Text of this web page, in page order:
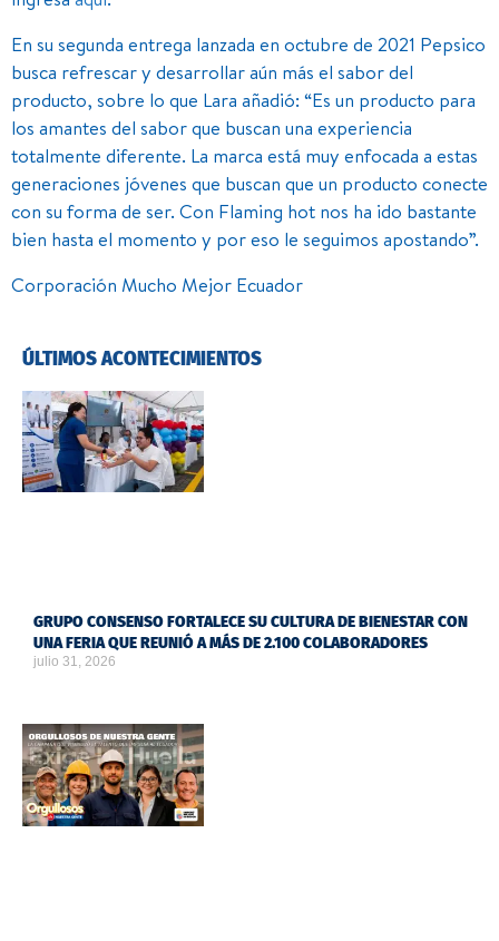
En su segunda entrega lanzada en octubre de 2021 Pepsico
busca refrescar y desarrollar aún más el sabor del
producto, sobre lo que Lara añadió: “Es un producto para
los amantes del sabor que buscan una experiencia
totalmente diferente. La marca está muy enfocada a estas
generaciones jóvenes que buscan que un producto conecte
con su forma de ser. Con Flaming hot nos ha ido bastante
bien hasta el momento y por eso le seguimos apostando”.
Corporación Mucho Mejor Ecuador
ÚLTIMOS ACONTECIMIENTOS
GRUPO CONSENSO FORTALECE SU CULTURA DE BIENESTAR CON
UNA FERIA QUE REUNIÓ A MÁS DE 2.100 COLABORADORES
julio 31, 2026